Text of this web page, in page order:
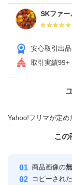
熊本産、農家直
イミングで即発
ありますのでご
トマトを発送し
サイト提携のゆ
訳ございません
SKファー
安心取引出
取引実績99+
Yahoo!フリマが定
付与しています
安心取引出品者
価格の
この
商品画像の
コピーされ
この商品をみて